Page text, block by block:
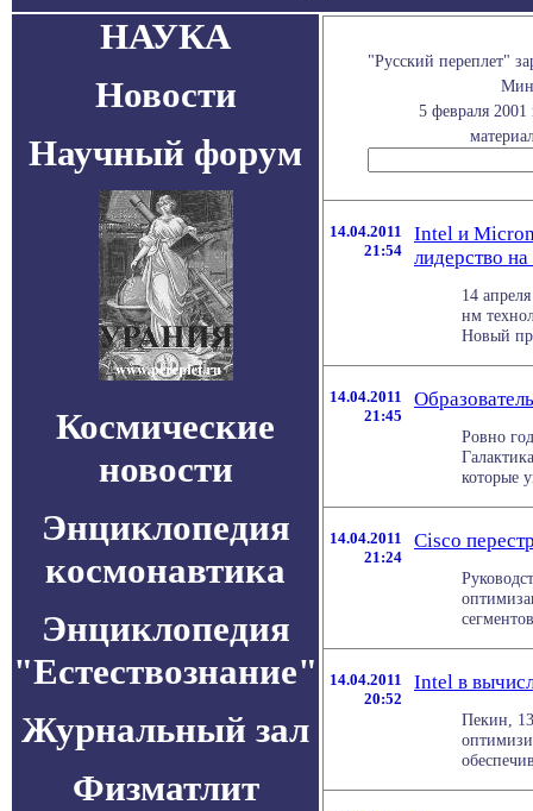
НАУКА
Новости
Научный форум
Космические
новости
Энциклопедия
космонавтика
Энциклопедия
"Естествознание"
Журнальный зал
Физматлит
"Русский переплет"
5 февраля
14.04.2011
21:54
Intel и
лидерство
14
нм
Новый
14.04.2011
21:45
Ровно
которые
14.04.2011
21:24
Cisco
14.04.2011
20:52
Intel в
Пекин,